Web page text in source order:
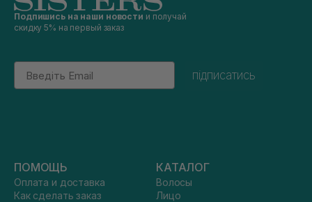
Подпишись на наши новости и получай
скидку 5% на первый заказ
Email
підписатись
ПОМОЩЬ
Оплата и доставка
Как сделать заказ
КАТАЛОГ
Волосы
Лицо